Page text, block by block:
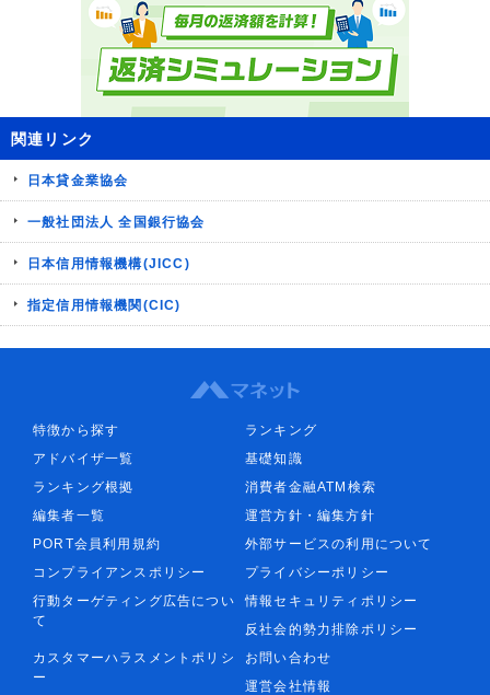
関連リンク
日本貸金業協会
一般社団法人 全国銀行協会
日本信用情報機構(JICC)
指定信用情報機関(CIC)
特徴から探す
ランキング
アドバイザ一覧
基礎知識
ランキング根拠
消費者金融ATM検索
編集者一覧
運営方針・編集方針
PORT会員利用規約
外部サービスの利用について
コンプライアンスポリシー
プライバシーポリシー
行動ターゲティング広告につい
て
情報セキュリティポリシー
反社会的勢力排除ポリシー
カスタマーハラスメントポリシ
ー
お問い合わせ
運営会社情報